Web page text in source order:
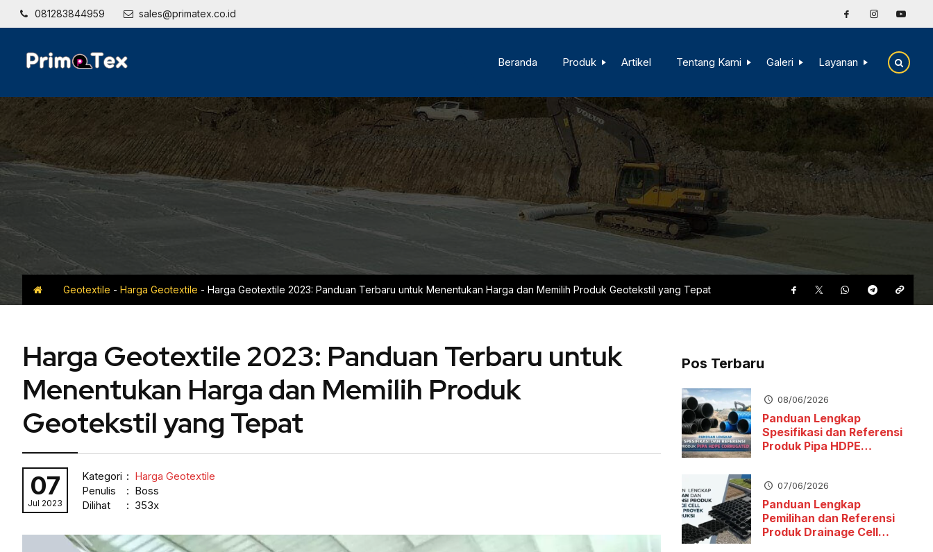
081283844959 sales@primatex.co.id
Beranda Produk Artikel Tentang Kami Galeri Layanan
Geotextile - Harga Geotextile - Harga Geotextile 2023: Panduan Terbaru untuk Menentukan Harga dan Memilih Produk Geotekstil yang Tepat
Harga Geotextile 2023: Panduan Terbaru untuk
Menentukan Harga dan Memilih Produk
Geotekstil yang Tepat
07
Jul 2023
Kategori : Harga Geotextile
Penulis
: Boss
Dilihat
: 353x
Pos Terbaru
08/06/2026
Panduan Lengkap
Spesifikasi dan Referensi
Produk Pipa HDPE
07/06/2026
Panduan Lengkap
Pemilihan dan Referensi
Produk Drainage Cell